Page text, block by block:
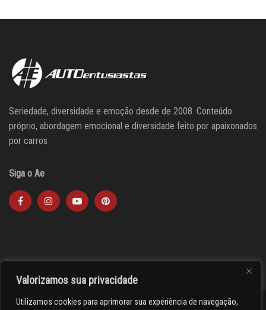
Valorizamos sua privacidade
Utilizamos cookies para aprimorar sua experiência de navegação,
Seriedade, diversidade e emoção desde de 2008. Conteúdo
próprio, abordagem emocional e diversidade feito por apaixonados
por carros
Siga o Ae